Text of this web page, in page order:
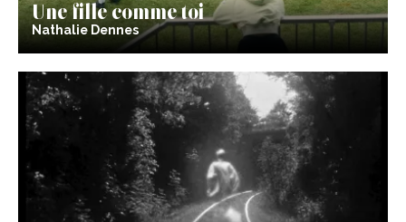
Une fille comme toi
Nathalie Dennes